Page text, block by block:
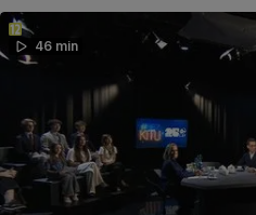
46 min